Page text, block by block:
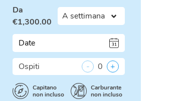
Da
€1,300.00
Date
Ospiti - 0 +
Capitano
non incluso
Carburante
non incluso